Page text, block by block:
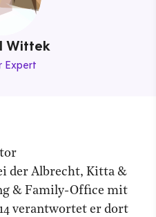
Wittek
Expert
der Albrecht, Kitta &
& Family-Office mit
verantwortet er dort